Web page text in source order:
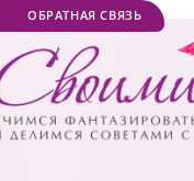
ОБРАТНАЯ СВЯЗЬ